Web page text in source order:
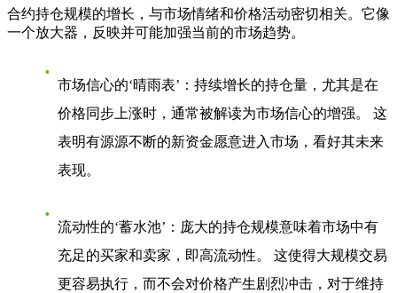
合约持仓规模的增长，与市场情绪和价格活动密切相关。它像
一个放大器，反映并可能加强当前的市场趋势。
市场信心的‘晴雨表’ ：持续增长的持仓量，尤其是在
价格同步上涨时，通常被解读为市场信心的增强。 这
表明有源源不断的新资金愿意进入市场，看好其未来
表现。
流动性的‘蓄水池’ ：庞大的持仓规模意味着市场中有
充足的买家和卖家，即高流动性。 这使得大规模交易
更容易执行，而不会对价格产生剧烈冲击，对于维持